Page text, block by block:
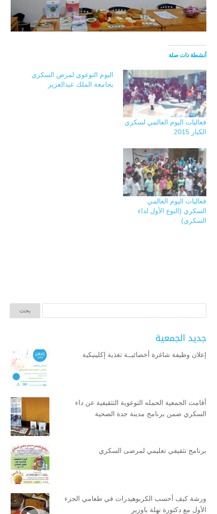
أنشطة ذات صلة
فعاليات اليوم العالمي لسكري
الكبار 2015
اليوم التوعوي لمرض السكري
بجامعة الملك عبدالعزيز
فعاليات اليوم العالمي
السكري (النوع الأول لداء
السكري)
جديد الجمعية
إعلان وظيفة شاغرة أخصائيــة تغذية إكلينيكية
أقامت الجمعية الحمله التوعوية التثقيفية عن داء
السكري ضمن برنامج مدينة جدة الصحية
برنامج تثقيفي تعليمي لمرضى السكري
ورشة كيف أحسب الكربوهيدرات في طعامي الجزء
الأول مع دكتورة نهلة باوزير